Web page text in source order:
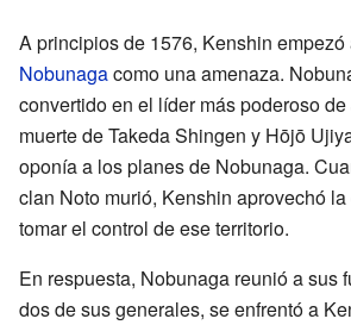
A principios de 1576, Kenshin empezó
Nobunagacomo una amenaza.
convertido en el líder más poderoso
muerte de Takeda Shingen y Hōjō
oponía a los planes de Nobunaga.
clan Noto murió, Kenshin aprovechó
tomar el control de ese territorio.
En respuesta, Nobunaga reunió a sus
dos de sus generales, se enfrentó a